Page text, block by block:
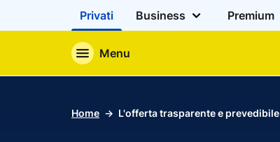
Privati Business Premium
Menu
Home L'offerta trasparente e prevedibile